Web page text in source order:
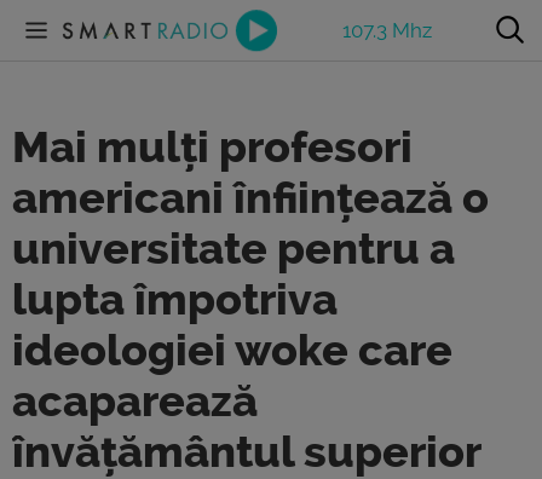
107.3 Mhz
Mai mulți profesori
americani înființează o
universitate pentru a
lupta împotriva
ideologiei woke care
acaparează
învățământul superior